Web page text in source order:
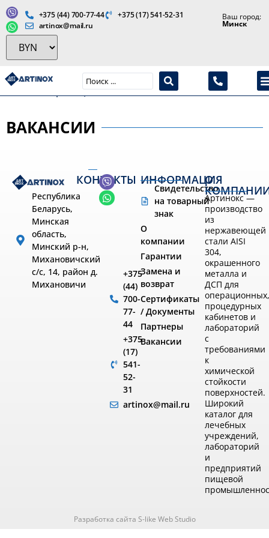
Главная страница»Вакансии
ВАКАНСИИ
Республика
Беларусь,
Минская
область,
Минский р-н,
Михановичский
с/с, 14, район д.
Михановичи
КОНТАКТЫ
+375
(44)
700-
77-
44
+375
(17)
541-
52-
31
artinox@mail.ru
ИНФОРМАЦИЯ
Свидетельство
на товарный
знак
О
компании
Гарантии
Замена и
возврат
Сертификаты
/ Документы
Партнеры
Вакансии
О
Артинокс —
производство
из
нержавеющей
стали AISI
304,
окрашенного
металла и
ДСП для
операционных,
процедурных
кабинетов и
лабораторий
с
требованиями
к
химической
стойкости
поверхностей.
Широкий
каталог для
лечебных
учреждений,
лабораторий
и
предприятий
пищевой
Разработка сайта S-like Web Studio
+375 (44) 700-77-44
+375 (17) 541-52-31
artinox@mail.ru
Ваш город:
Минск
Производство медицинской продукции и